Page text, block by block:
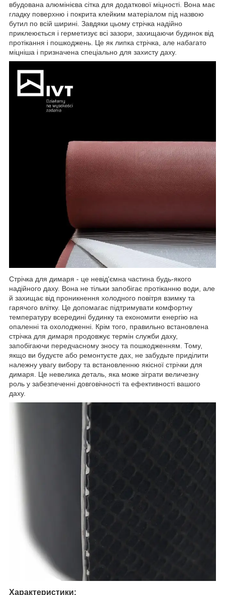
вбудована алюмінієва сітка для додаткової міцності. Вона має
гладку поверхню і покрита клейким матеріалом під назвою
бутил по всій ширині. Завдяки цьому стрічка надійно
приклеюється і герметизує всі зазори, захищаючи будинок від
протікання і пошкоджень. Це як липка стрічка, але набагато
міцніша і призначена спеціально для захисту даху.
Стрічка для димаря - це невід'ємна частина будь-якого
надійного даху. Вона не тільки запобігає протіканню води, але
й захищає від проникнення холодного повітря взимку та
гарячого влітку. Це допомагає підтримувати комфортну
температуру всередині будинку та економити енергію на
опаленні та охолодженні. Крім того, правильно встановлена
стрічка для димаря продовжує термін служби даху,
запобігаючи передчасному зносу та пошкодженням. Тому,
якщо ви будуєте або ремонтуєте дах, не забудьте приділити
належну увагу вибору та встановленню якісної стрічки для
димаря. Це невелика деталь, яка може зіграти величезну
роль у забезпеченні довговічності та ефективності вашого
даху.
Характеристики: